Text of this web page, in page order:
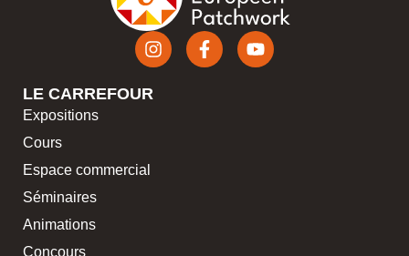
LE CARREFOUR
Expositions
Cours
Espace commercial
Séminaires
Animations
Concours